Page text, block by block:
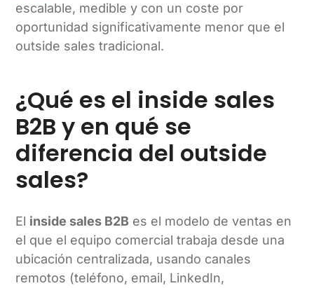
escalable, medible y con un coste por
oportunidad significativamente menor que el
outside sales tradicional.
¿Qué es el inside sales
B2B y en qué se
diferencia del outside
sales?
El inside sales B2B es el modelo de ventas en
el que el equipo comercial trabaja desde una
ubicación centralizada, usando canales
remotos (teléfono, email, LinkedIn,